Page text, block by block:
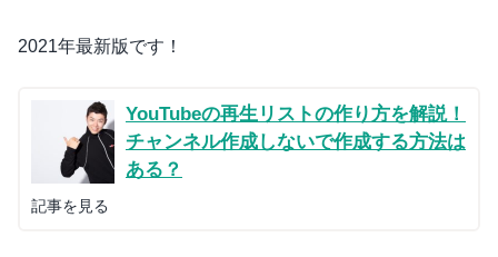
2021年最新版です！
YouTubeの再生リストの作り方を解説！
チャンネル作成しないで作成する方法は
ある？
記事を見る